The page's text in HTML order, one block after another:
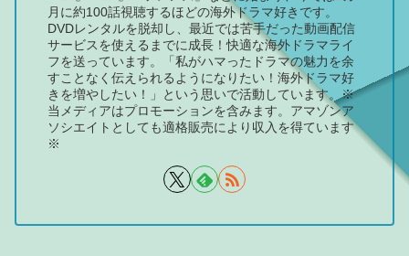
月に約100話視聴するほどの海外ドラマ好きです。
DVDレンタルを脱却し、最近では苦手だった動画配信
サービスを使えるまでに成長！快適な海外ドラマライ
フを送っています。「私がハマったドラマの魅力を余
すことなく伝えられるようになりたい！海外ドラマ好
きを増やしたい！」という思いで活動しています。※
当メディアはプロモーションを含みます。アマゾンア
ソシエイトとしても適格販売により収入を得ています
※